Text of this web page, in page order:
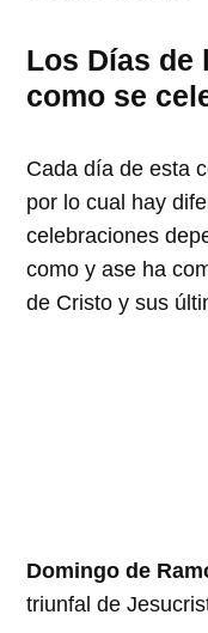
Los Días de
como se
Cada día de esta
por lo cual hay
celebraciones
como y ase ha
de Cristo y sus
Domingo de
triunfal de